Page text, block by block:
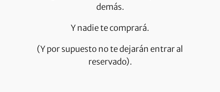
demás.
Y nadie te comprará.
(Y por supuesto no te dejarán entrar al
reservado).